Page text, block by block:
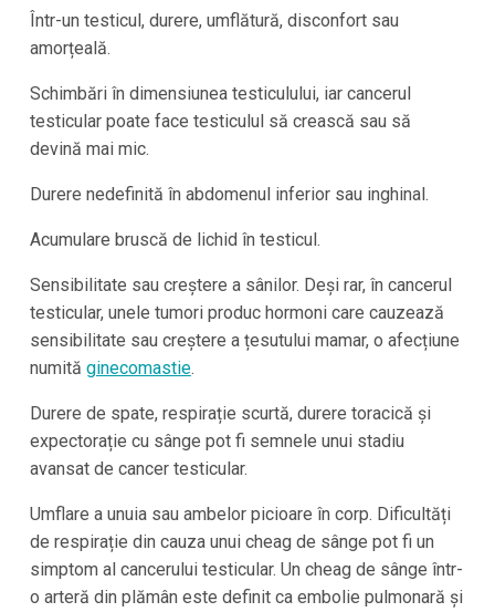
Într-un testicul, durere, umflătură, disconfort sau
amorțeală.
Schimbări în dimensiunea testiculului, iar cancerul
testicular poate face testiculul să crească sau să
devină mai mic.
Durere nedefinită în abdomenul inferior sau inghinal.
Acumulare bruscă de lichid în testicul.
Sensibilitate sau creștere a sânilor. Deși rar, în cancerul
testicular, unele tumori produc hormoni care cauzează
sensibilitate sau creștere a țesutului mamar, o afecțiune
numită ginecomastie.
Durere de spate, respirație scurtă, durere toracică și
expectorație cu sânge pot fi semnele unui stadiu
avansat de cancer testicular.
Umflare a unuia sau ambelor picioare în corp. Dificultăți
de respirație din cauza unui cheag de sânge pot fi un
simptom al cancerului testicular. Un cheag de sânge într-
o arteră din plămân este definit ca embolie pulmonară și